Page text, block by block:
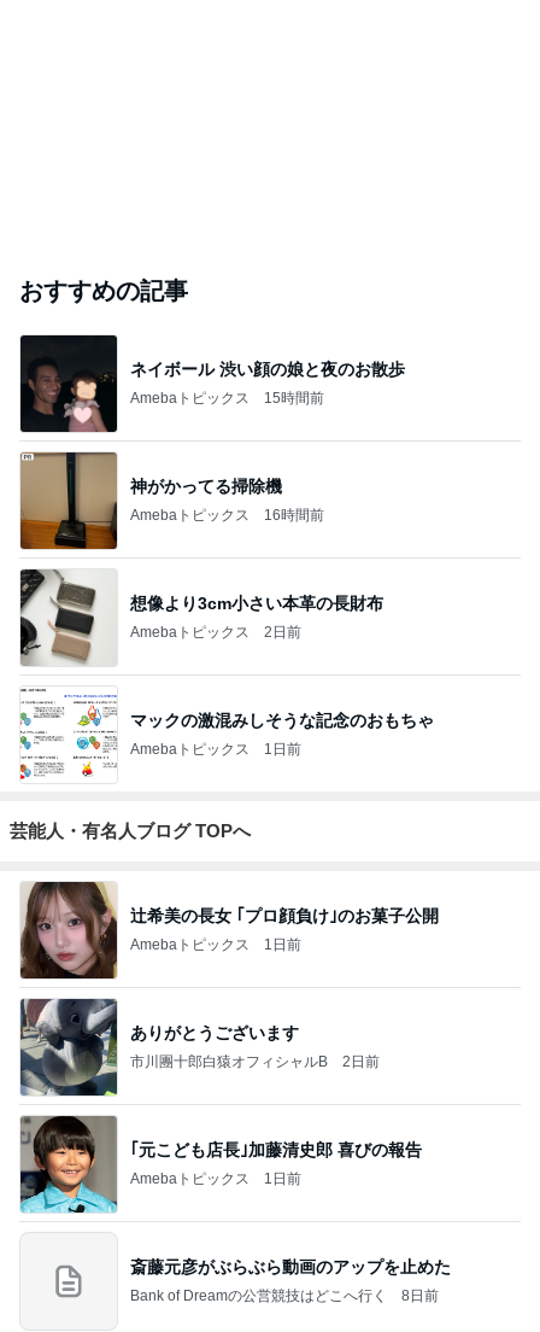
おすすめの記事
ネイボール 渋い顔の娘と夜のお散歩
Amebaトピックス 15時間前
神がかってる掃除機
Amebaトピックス 16時間前
想像より3cm小さい本革の長財布
Amebaトピックス 2日前
マックの激混みしそうな記念のおもちゃ
Amebaトピックス 1日前
芸能人・有名人ブログ TOPへ
辻希美の長女 ｢プロ顔負け｣のお菓子公開
Amebaトピックス 1日前
ありがとうございます
市川團十郎白猿オフィシャルB 2日前
｢元こども店長｣加藤清史郎 喜びの報告
Amebaトピックス 1日前
斎藤元彦がぶらぶら動画のアップを止めた
Bank of Dreamの公営競技はどこへ行く 8日前